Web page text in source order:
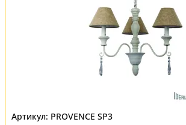
PROVENCE SP3